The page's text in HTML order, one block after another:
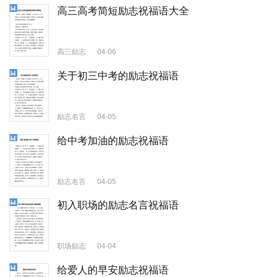
高三高考简短励志祝福语大全
高三励志 04-06
关于初三中考的励志祝福语
励志名言 04-05
给中考加油的励志祝福语
励志名言 04-05
初入职场的励志名言祝福语
职场励志 04-04
给爱人的早安励志祝福语